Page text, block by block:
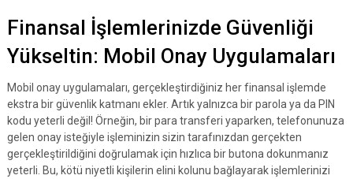
Finansal İşlemlerinizde Güvenliği
Yükseltin: Mobil Onay Uygulamaları
Mobil onay uygulamaları, gerçekleştirdiğiniz her finansal işlemde
ekstra bir güvenlik katmanı ekler. Artık yalnızca bir parola ya da PIN
kodu yeterli değil! Örneğin, bir para transferi yaparken, telefonunuza
gelen onay isteğiyle işleminizin sizin tarafınızdan gerçekten
gerçekleştirildiğini doğrulamak için hızlıca bir butona dokunmanız
yeterli. Bu, kötü niyetli kişilerin elini kolunu bağlayarak işlemlerinizi